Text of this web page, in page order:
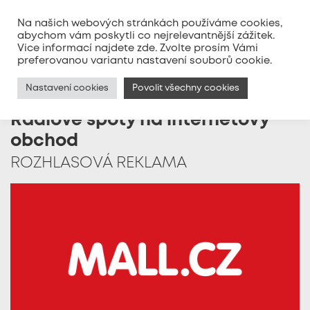
MENU
Rádiové spoty na internetový
obchod
ROZHLASOVÁ REKLAMA
Na našich webových stránkách používáme cookies,
abychom vám poskytli co nejrelevantnější zážitek.
Vice informací najdete zde. Zvolte prosím Vámi
preferovanou variantu nastavení souborů cookie.
Nastavení cookies Povolit všechny cookies